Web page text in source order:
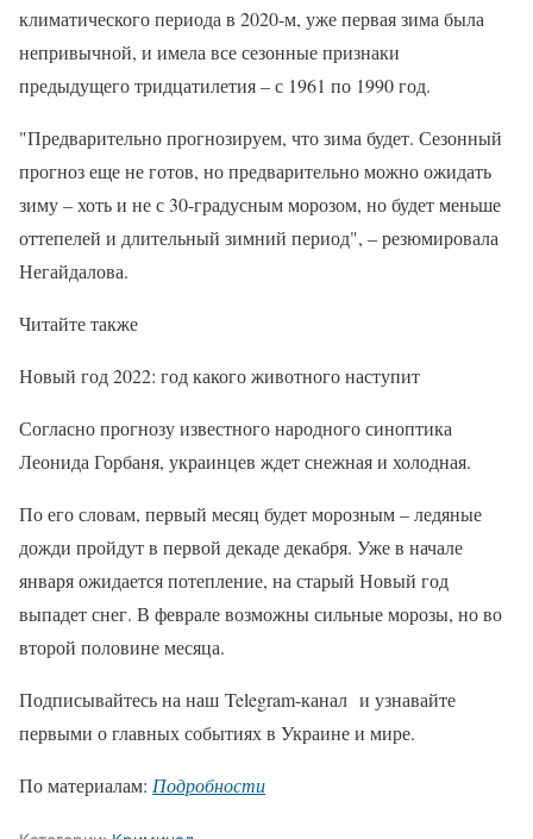
климатического периода в 2020-м, уже первая зима была
непривычной, и имела все сезонные признаки
предыдущего тридцатилетия – с 1961 по 1990 год.
"Предварительно прогнозируем, что зима будет. Сезонный
прогноз еще не готов, но предварительно можно ожидать
зиму – хоть и не с 30-градусным морозом, но будет меньше
оттепелей и длительный зимний период", – резюмировала
Негайдалова.
Читайте также
Новый год 2022: год какого животного наступит
Согласно прогнозу известного народного синоптика
Леонида Горбаня, украинцев ждет снежная и холодная.
По его словам, первый месяц будет морозным – ледяные
дожди пройдут в первой декаде декабря. Уже в начале
января ожидается потепление, на старый Новый год
выпадет снег. В феврале возможны сильные морозы, но во
второй половине месяца.
Подписывайтесь на наш Telegram-канал и узнавайте
первыми о главных событиях в Украине и мире.
По материалам: Подробности